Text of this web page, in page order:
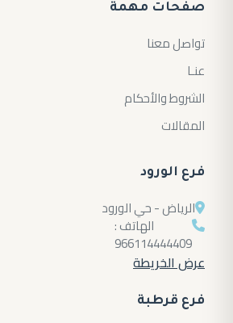
صفحات مهمة
تواصل معنا
عنـا
الشروط والأحكام
المقالات
فرع الورود
الرياض - حي الورود
الهاتف :
966114444409
عرض الخريطة
فرع قرطبة